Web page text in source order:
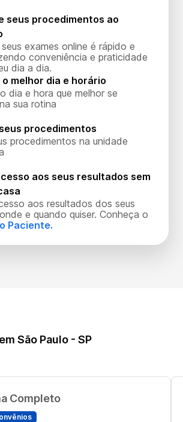
seus procedimentos ao
exames online é rápido e
conveniência e praticidade
dia a dia.
o melhor dia e horário
dia e hora que melhor se
sua rotina
procedimentos
procedimentos na unidade
aos seus resultados sem
aos resultados dos seus
e quando quiser. Conheça o
Paciente.
São Paulo - SP
Completo